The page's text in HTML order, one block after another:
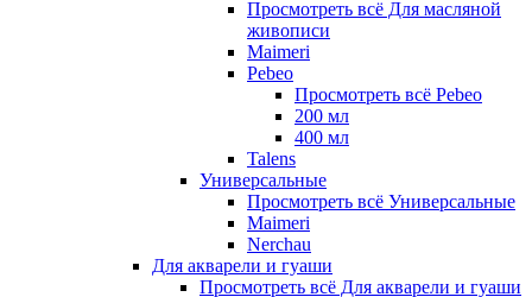
Просмотреть всё Для масляной
живописи
Maimeri
Pebeo
Просмотреть всё Pebeo
200 мл
400 мл
Talens
Универсальные
Просмотреть всё Универсальные
Maimeri
Nerchau
Для акварели и гуаши
Просмотреть всё Для акварели и гуаши